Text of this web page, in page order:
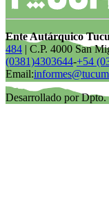
Ente Autárquico
484 | C.P. 4000 San
(0381)4303644-+54
Email:
Desarrollado por